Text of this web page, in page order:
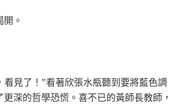
。
看見了！”看著欣張水瓶聽到要將藍色調
深的哲學恐慌。喜不已的黃師長教師，